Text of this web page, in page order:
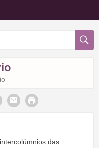
das